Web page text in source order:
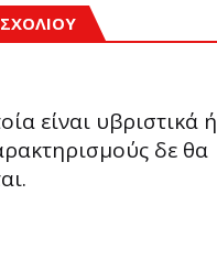
είναι υβριστικά ή
δε θα